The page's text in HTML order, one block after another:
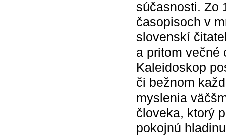
súčasnosti. Zo
časopisoch v
slovenskí
a pritom večné
Kaleidoskop
či bežnom
myslenia
človeka, ktorý
pokojnú